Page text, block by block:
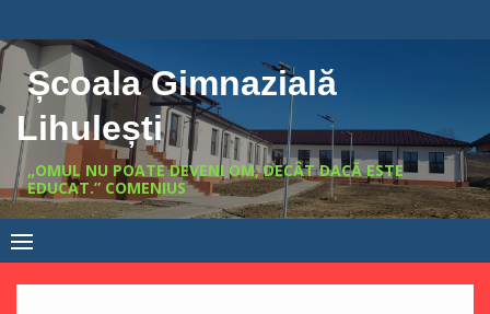
to
content
Școala Gimnazială
Lihulești
„OMUL NU POATE DEVENI OM, DECÂT DACĂ ESTE
EDUCAT.” COMENIUS